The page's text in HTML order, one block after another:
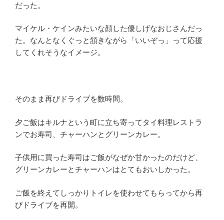
だった。
マイケル・ケインみたいな顔した優しげなおじさんだっ
た。なんとなくぐっと頷きながら「いいぞっ」って応援
してくれそうなイメージ。
そのまま再びドライブを数時間。
夕ご飯はキルナという町に立ち寄ってタイ料理レストラ
ンでお寿司、チャーハンとグリーンカレー。
子供用に買った寿司はご飯がなぜか甘かったのだけど、
グリーンカレーとチャーハンはとてもおいしかった。
ご飯を終えてしっかりトイレを使わせてもらってから再
びドライブを再開。